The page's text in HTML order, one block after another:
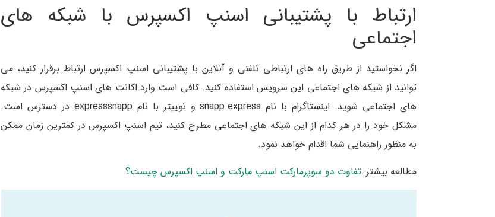
ارتباط با پشتیبانی اسنپ اکسپرس با شبکه های
اجتماعی
اگر نخواستید از طریق راه های ارتباطی تلفنی و آنلاین با پشتیبانی اسنپ اکسپرس ارتباط برقرار کنید، می
توانید از شبکه های اجتماعی این سرویس استفاده کنید. کافی است وارد اکانت های اسنپ اکسپرس در شبکه
های اجتماعی شوید. اینستاگرام با نام snapp.express و توییتر با نام expresssnapp در دسترس است.
مشکل خود را در هر کدام از این شبکه های اجتماعی مطرح کنید، تیم اسنپ اکسپرس در کمترین زمان ممکن
به منظور راهنمایی شما اقدام خواهد نمود.
مطالعه بیشتر: تفاوت دو سوپرمارکت اسنپ مارکت و اسنپ اکسپرس چیست؟